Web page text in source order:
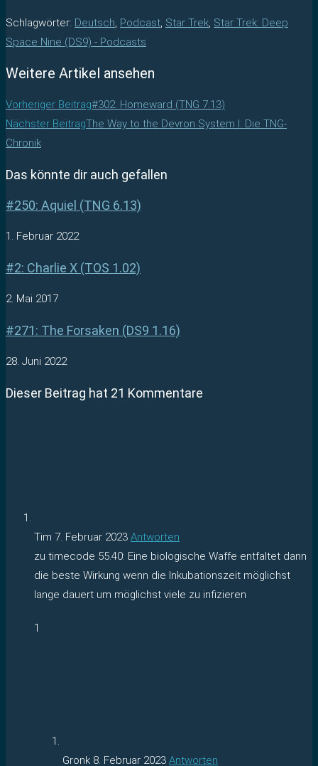
Schlagwörter: Deutsch, Podcast, Star Trek, Star Trek: Deep
Space Nine (DS9) - Podcasts
Weitere Artikel ansehen
Vorheriger Beitrag#302: Homeward (TNG 7.13)
Nächster BeitragThe Way to the Devron System I: Die TNG-
Chronik
Das könnte dir auch gefallen
#250: Aquiel (TNG 6.13)
1. Februar 2022
#2: Charlie X (TOS 1.02)
2. Mai 2017
#271: The Forsaken (DS9 1.16)
28. Juni 2022
Dieser Beitrag hat 21 Kommentare
Tim 7. Februar 2023 Antworten
zu timecode 55.40: Eine biologische Waffe entfaltet dann
die beste Wirkung wenn die Inkubationszeit möglichst
lange dauert um möglichst viele zu infizieren
1
Gronk 8. Februar 2023 Antworten